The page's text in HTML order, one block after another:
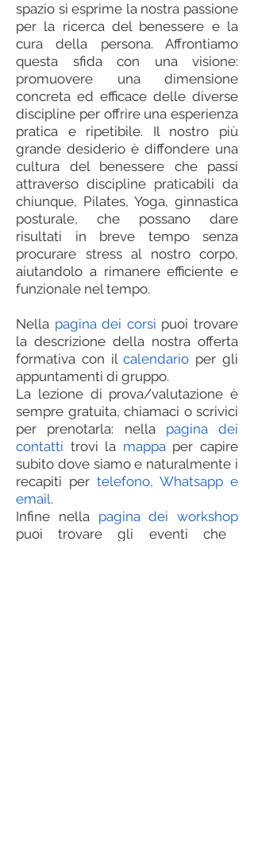
spazio si esprime la nostra passione
per la ricerca del benessere e la
cura della persona. Affrontiamo
questa sfida con una visione:
promuovere una dimensione
concreta ed efficace delle diverse
discipline per offrire una esperienza
pratica e ripetibile. Il nostro più
grande desiderio è diffondere una
cultura del benessere che passi
attraverso discipline praticabili da
chiunque, Pilates, Yoga, ginnastica
posturale, che possano dare
risultati in breve tempo senza
procurare stress al nostro corpo,
aiutandolo a rimanere efficiente e
funzionale nel tempo.
Nella pagina dei corsi puoi trovare
la descrizione della nostra offerta
formativa con ilcalendario per gli
appuntamenti di gruppo.
La lezione di prova/valutazione è
sempre gratuita, chiamaci o scrivici
per prenotarla: nella pagina dei
contatti trovi la mappa per capire
subito dove siamo e naturalmente i
recapiti per telefono, Whatsapp e
email.
Infine nella pagina dei workshop
puoi trovare gli eventi che